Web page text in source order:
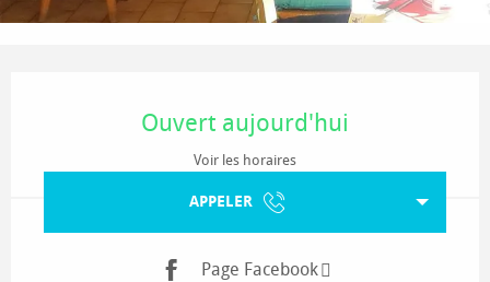
Ouvert aujourd'hui
Voir les horaires
APPELER
Page Facebook